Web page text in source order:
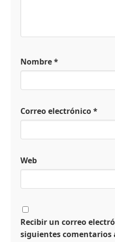
Nombre*
Correo electrónico*
Web
Recibir un correo
siguientes comentarios